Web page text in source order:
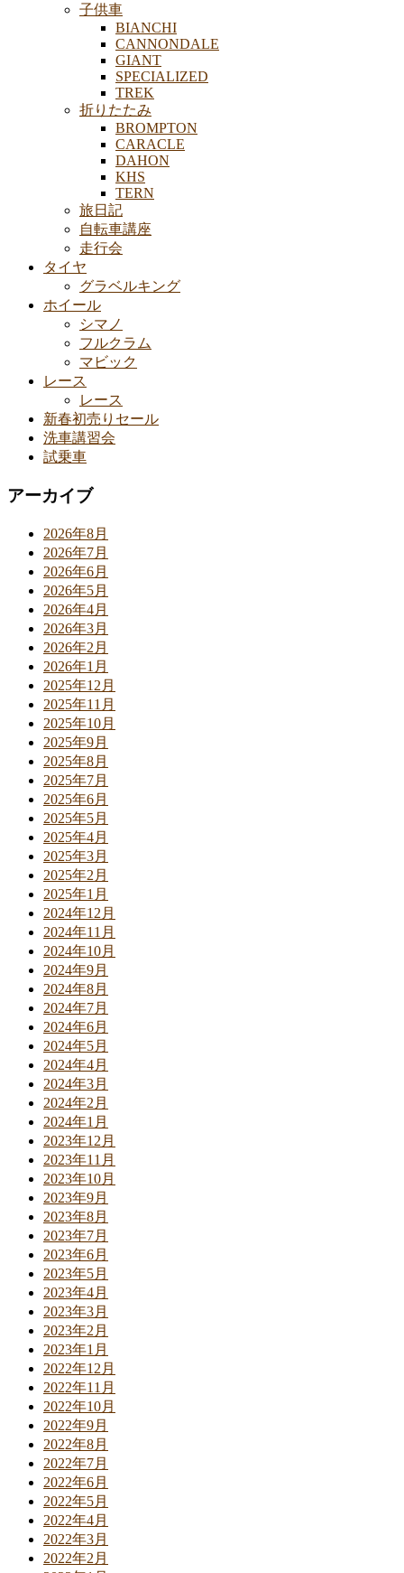
子供車
BIANCHI
CANNONDALE
GIANT
SPECIALIZED
TREK
折りたたみ
BROMPTON
CARACLE
DAHON
KHS
TERN
旅日記
自転車講座
走行会
タイヤ
グラベルキング
ホイール
シマノ
フルクラム
マビック
レース
レース
新春初売りセール
洗車講習会
試乗車
アーカイブ
2026年8月
2026年7月
2026年6月
2026年5月
2026年4月
2026年3月
2026年2月
2026年1月
2025年12月
2025年11月
2025年10月
2025年9月
2025年8月
2025年7月
2025年6月
2025年5月
2025年4月
2025年3月
2025年2月
2025年1月
2024年12月
2024年11月
2024年10月
2024年9月
2024年8月
2024年7月
2024年6月
2024年5月
2024年4月
2024年3月
2024年2月
2024年1月
2023年12月
2023年11月
2023年10月
2023年9月
2023年8月
2023年7月
2023年6月
2023年5月
2023年4月
2023年3月
2023年2月
2023年1月
2022年12月
2022年11月
2022年10月
2022年9月
2022年8月
2022年7月
2022年6月
2022年5月
2022年4月
2022年3月
2022年2月